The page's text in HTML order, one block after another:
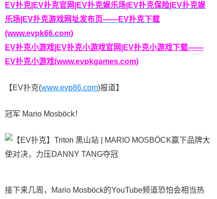
EV扑克|EV扑克官网|EV扑克娱乐场|EV扑克保险|EV扑克娱
乐场|EV扑克游戏网址发布页——EV扑克下载
(www.evpk66.com)
EV扑克小游戏|EV扑克小游戏官网|EV扑克小游戏下载——
EV扑克小游戏(www.evpkgames.com)
【EV扑克(www.evp86.com)报道】
冠军 Mario Mosböck！
接下来几周，Mario Mosböck的YouTube频道恐怕会相当热